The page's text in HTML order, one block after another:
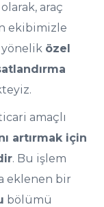
araç
ekibimizle
özel
amaçlı
artırmak için
. Bu işlem
eklenen bir
bölümü